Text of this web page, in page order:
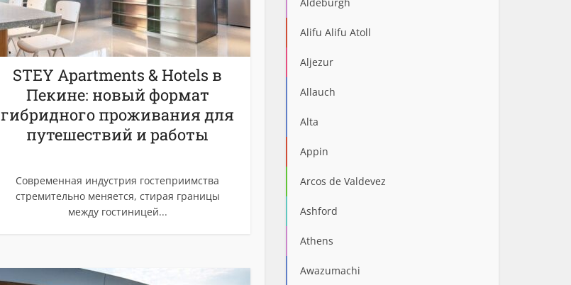
STEY Apartments & Hotels в
Пекине: новый формат
гибридного проживания для
путешествий и работы
Современная индустрия гостеприимства
стремительно меняется, стирая границы
между гостиницей...
Alifu Alifu Atoll
Aljezur
Allauch
Alta
Appin
Arcos de Valdevez
Ashford
Athens
Awazumachi